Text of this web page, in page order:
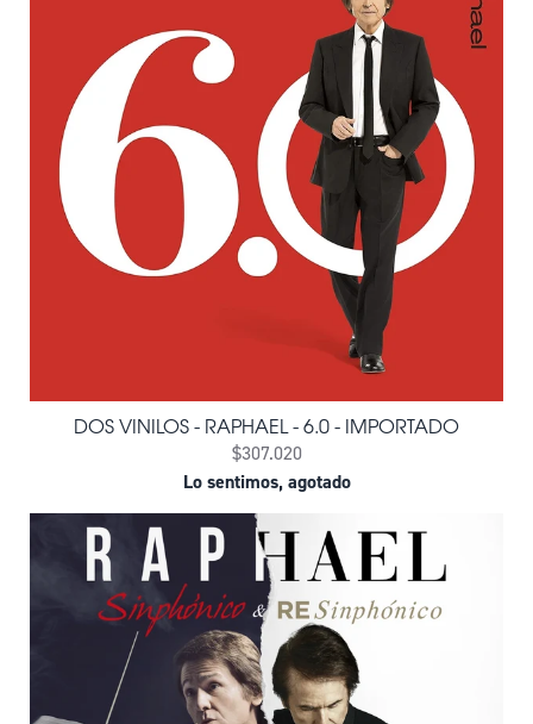
DOS VINILOS - RAPHAEL - 6.0 - IMPORTADO
$307.020
Lo sentimos, agotado